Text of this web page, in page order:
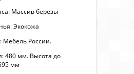
Массив березы
Экокожа
Мебель России.
480 мм. Высота до
мм